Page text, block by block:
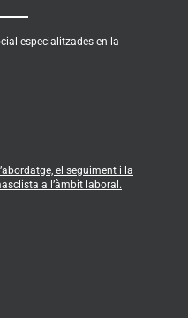
especialitzades en la
el seguiment i la
a l’àmbit laboral.